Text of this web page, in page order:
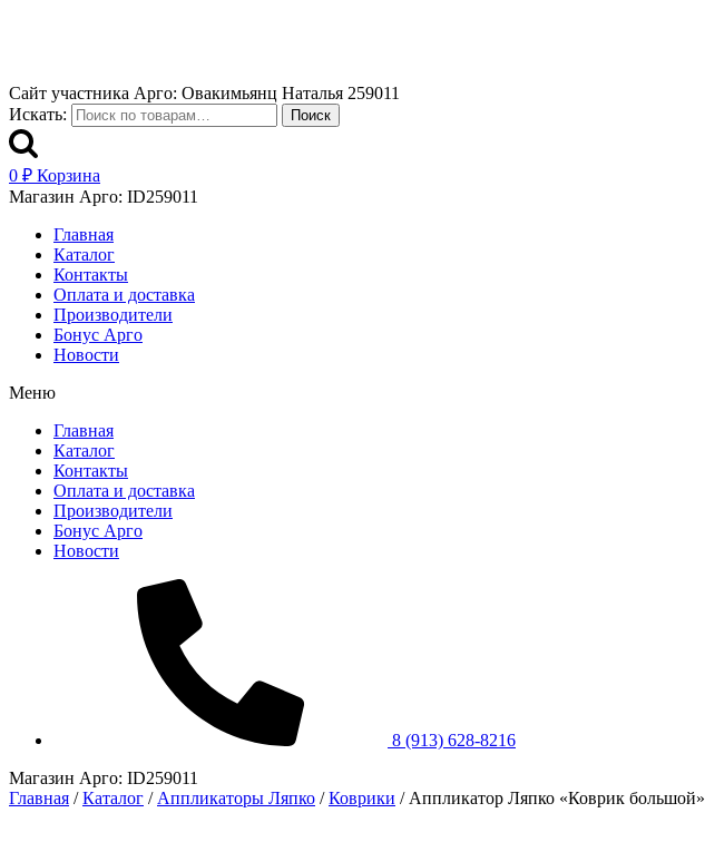
Сайт участника Арго: Овакимьянц Наталья 259011
Искать:
Поиск
0 ₽ Корзина
Магазин Арго: ID259011
Главная
Каталог
Контакты
Оплата и доставка
Производители
Бонус Арго
Новости
Меню
Главная
Каталог
Контакты
Оплата и доставка
Производители
Бонус Арго
Новости
8 (913) 628-8216
Магазин Арго: ID259011
Главная / Каталог / Аппликаторы Ляпко / Коврики / Аппликатор Ляпко «Коврик большой»